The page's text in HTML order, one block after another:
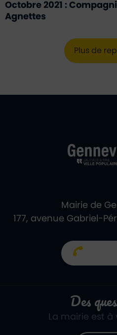
Octobre 2021 :
Agnettes
Plus de
Mairie de
177, avenue Gabriel-
Des
La mairie est